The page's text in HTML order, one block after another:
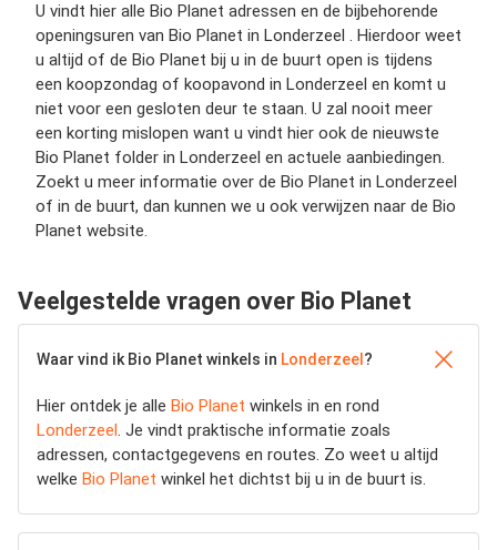
U vindt hier alle Bio Planet adressen en de bijbehorende
openingsuren van Bio Planet in Londerzeel . Hierdoor weet
u altijd of de Bio Planet bij u in de buurt open is tijdens
een koopzondag of koopavond in Londerzeel en komt u
niet voor een gesloten deur te staan. U zal nooit meer
een korting mislopen want u vindt hier ook de nieuwste
Bio Planet folder in Londerzeel en actuele aanbiedingen.
Zoekt u meer informatie over de Bio Planet in Londerzeel
of in de buurt, dan kunnen we u ook verwijzen naar de Bio
Planet website.
Veelgestelde vragen over Bio Planet
Waar vind ik Bio Planet winkels in Londerzeel ?
Hier ontdek je alle Bio Planet winkels in en rond
Londerzeel . Je vindt praktische informatie zoals
adressen, contactgegevens en routes. Zo weet u altijd
welke Bio Planet winkel het dichtst bij u in de buurt is.